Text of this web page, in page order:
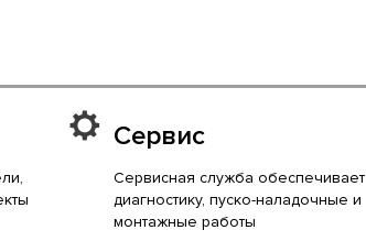
Сервис
Сервисная служба обеспечивает
диагностику, пуско-наладочные и
монтажные работы